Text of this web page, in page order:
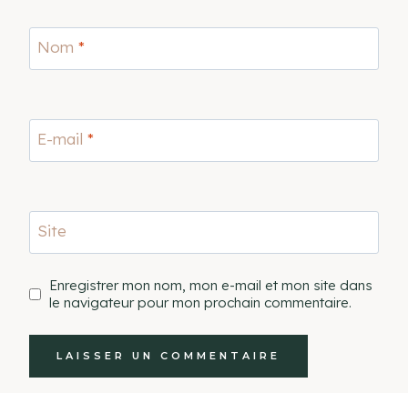
Nom *
E-mail *
Site
Enregistrer mon nom, mon e-mail et mon site dans
le navigateur pour mon prochain commentaire.